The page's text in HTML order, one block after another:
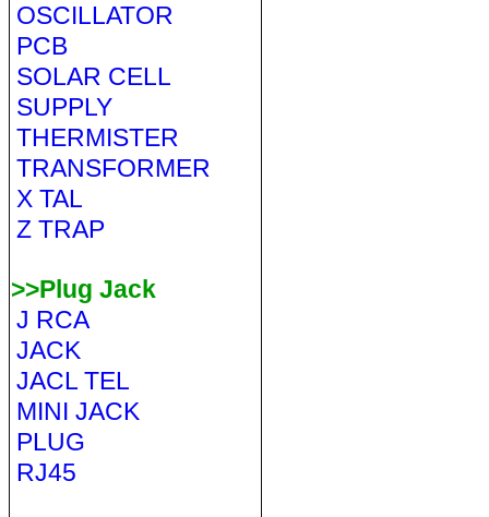
OSCILLATOR
PCB
SOLAR CELL
SUPPLY
THERMISTER
TRANSFORMER
X TAL
Z TRAP
>>Plug Jack
J RCA
JACK
JACL TEL
MINI JACK
PLUG
RJ45